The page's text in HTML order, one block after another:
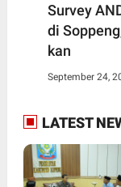
Survey
di
kan
September 24,
LATEST